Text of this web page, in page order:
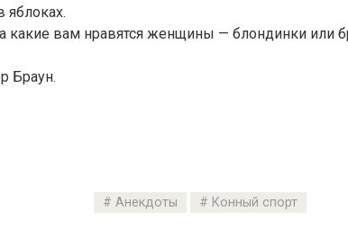
яблоках.
какие вам нравятся женщины — блондинки или
Браун.
Анекдоты Конный спорт